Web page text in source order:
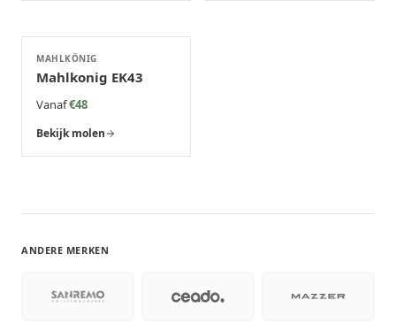
MAHLKÖNIG
Mahlkonig EK43
Vanaf€48
Bekijk molen
ANDERE MERKEN